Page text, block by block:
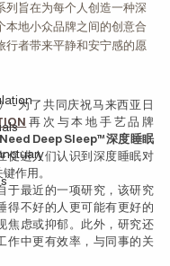
列旨在为每个人创造一种深
本地小众品牌之间的创意合
行者带来平静和安宁感的愿
- 为了共同庆祝马来西亚日
再次与本地手艺品牌
Need Deep Sleep™深度睡眠
促进人们认识到深度睡眠对
作用。
于最近的一项研究，该研究
得不好的人更可能有更好的
焦虑或抑郁。此外，研究还
作中更有效率，与同事的关